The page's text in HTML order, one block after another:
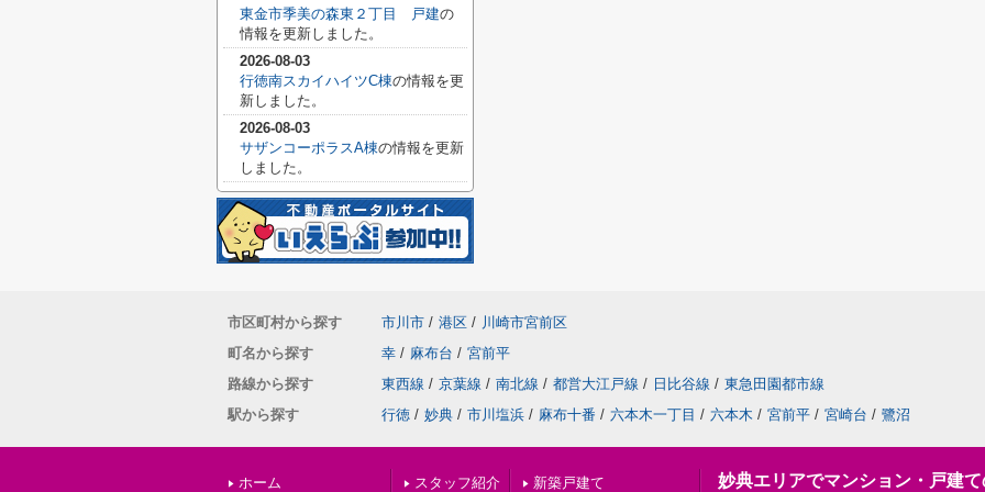
東金市季美の森東２丁目 戸建の
情報を更新しました。
2026-08-03
行徳南スカイハイツC棟の情報を更
新しました。
2026-08-03
サザンコーポラスA棟の情報を更新
しました。
市区町村から探す 市川市 / 港区 / 川崎市宮前区
町名から探す
幸 / 麻布台 / 宮前平
路線から探す
東西線 / 京葉線 / 南北線 / 都営大江戸線 / 日比谷線 / 東急田園都市線
駅から探す
行徳 / 妙典 / 市川塩浜 / 麻布十番 / 六本木一丁目 / 六本木 / 宮前平 / 宮崎台 / 鷺沼
ホーム スタッフ紹介 新築戸建て 妙典エリアでマンション・戸建